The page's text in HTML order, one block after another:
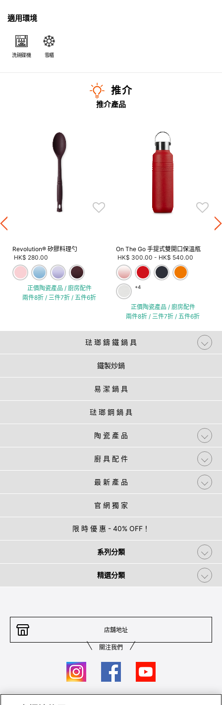
適用環境
洗碗碟機 雪櫃
推介
推介產品
Revolution® 矽膠料理勺
HK$ 280.00
正價陶瓷產品 / 廚房配件
兩件8折 / 三件7折 / 五件6折
On The Go 手提式雙開口保溫瓶
HK$ 300.00 - HK$ 540.00
+4
正價陶瓷產品 / 廚房配件
兩件8折 / 三件7折 / 五件6折
琺 瑯 鑄 鐵 鍋 具
鐵製炒鍋
易 潔 鍋 具
琺 瑯 鋼 鍋 具
陶 瓷 產 品
廚 具 配 件
最 新 產 品
官 網 獨 家
限 時 優 惠 - 40% OFF！
系列分類
精選分類
店舖地址
關注我們